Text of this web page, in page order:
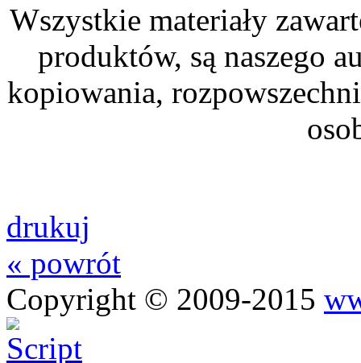
Wszystkie materiały
produktów, są naszego
kopiowania,
drukuj
« powrót
Copyright © 2009-2015